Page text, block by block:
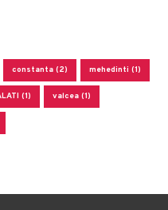
constanta (2) mehedinti (1)
(1) valcea (1)